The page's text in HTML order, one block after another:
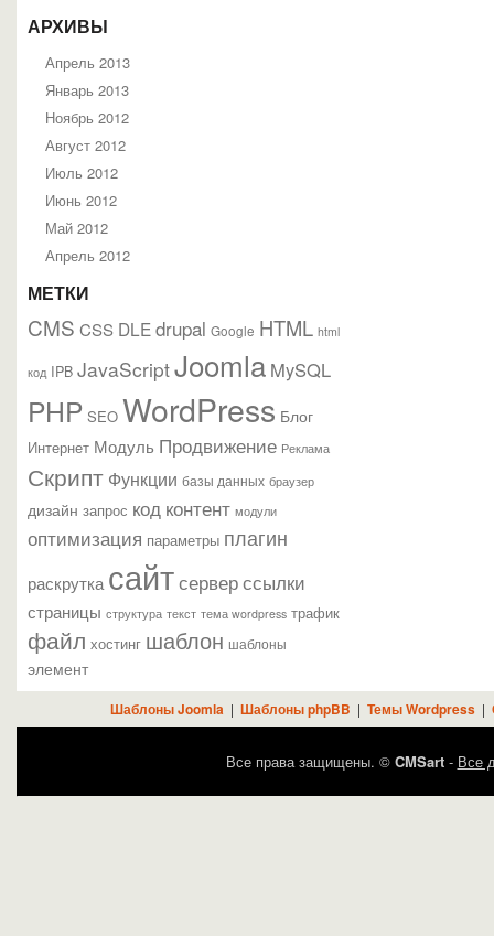
АРХИВЫ
Апрель 2013
Январь 2013
Ноябрь 2012
Август 2012
Июль 2012
Июнь 2012
Май 2012
Апрель 2012
МЕТКИ
CMS CSS DLEdrupal Google HTML html
код IPB JavaScriptJoomla MySQL
PHP SEO WordPress Блог
Интернет Модуль Продвижение Реклама
Скрипт Функции базы данных браузер
дизайн запрос код контент модули
оптимизация параметры плагин
раскрутка сайтсерверссылки
страницы структура текст тема wordpress трафик
файл хостинг шаблон шаблоны
элемент
Шаблоны Joomla | Шаблоны phpBB | Темы Wordpress|
Все права защищены. © CMSart- Все